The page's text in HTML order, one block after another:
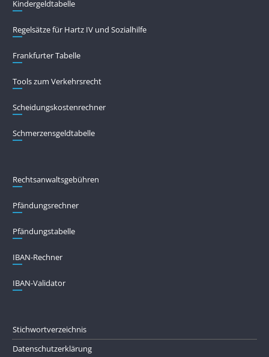
Kindergeldtabelle
Regelsätze für Hartz IV und Sozialhilfe
Frankfurter Tabelle
Tools zum Verkehrsrecht
Scheidungskostenrechner
Schmerzensgeldtabelle
Rechtsanwaltsgebühren
Pfändungs­rechner
Pfändungs­tabelle
IBAN-Rechner
IBAN-Validator
Stichwortverzeichnis
Datenschutzerklärung